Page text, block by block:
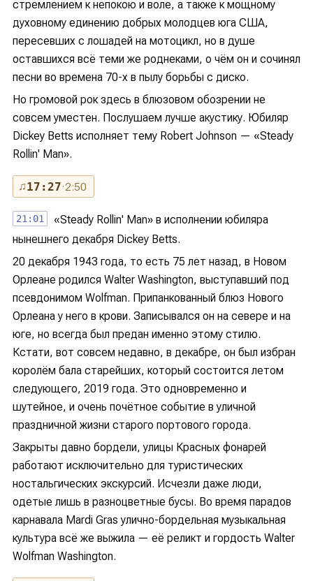
стремлением к непокою и воле, а также к мощному
духовному единению добрых молодцев юга США,
пересевших с лошадей на мотоцикл, но в душе
оставшихся всё теми же роднеками, о чём он и сочинял
песни во времена 70-х в пылу борьбы с диско.
Но громовой рок здесь в блюзовом обозрении не
совсем уместен. Послушаем лучше акустику. Юбиляр
Dickey Betts исполняет тему Robert Johnson — «Steady
Rollin' Man».
♫17:27· 2:50
21:01
«Steady Rollin' Man» в исполнении юбиляра
нынешнего декабря Dickey Betts.
20 декабря 1943 года, то есть 75 лет назад, в Новом
Орлеане родился Walter Washington, выступавший под
псевдонимом Wolfman. Припанкованный блюз Нового
Орлеана у него в крови. Записывался он на севере и на
юге, но всегда был предан именно этому стилю.
Кстати, вот совсем недавно, в декабре, он был избран
королём бала старейших, который состоится летом
следующего, 2019 года. Это одновременно и
шутейное, и очень почётное событие в уличной
праздничной жизни старого портового города.
Закрыты давно бордели, улицы Красных фонарей
работают исключительно для туристических
ностальгических экскурсий. Исчезли даже люди,
одетые лишь в разноцветные бусы. Во время парадов
карнавала Mardi Gras улично-бордельная музыкальная
культура всё же выжила — её реликт и гордость Walter
Wolfman Washington.